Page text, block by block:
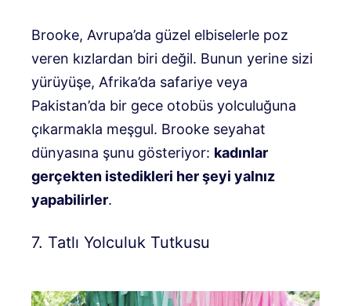
Brooke, Avrupa’da güzel elbiselerle poz
veren kızlardan biri değil. Bunun yerine sizi
yürüyüşe, Afrika’da safariye veya
Pakistan’da bir gece otobüs yolculuğuna
çıkarmakla meşgul. Brooke seyahat
dünyasına şunu gösteriyor: kadınlar
gerçekten istedikleri her şeyi yalnız
yapabilirler.
7. Tatlı Yolculuk Tutkusu